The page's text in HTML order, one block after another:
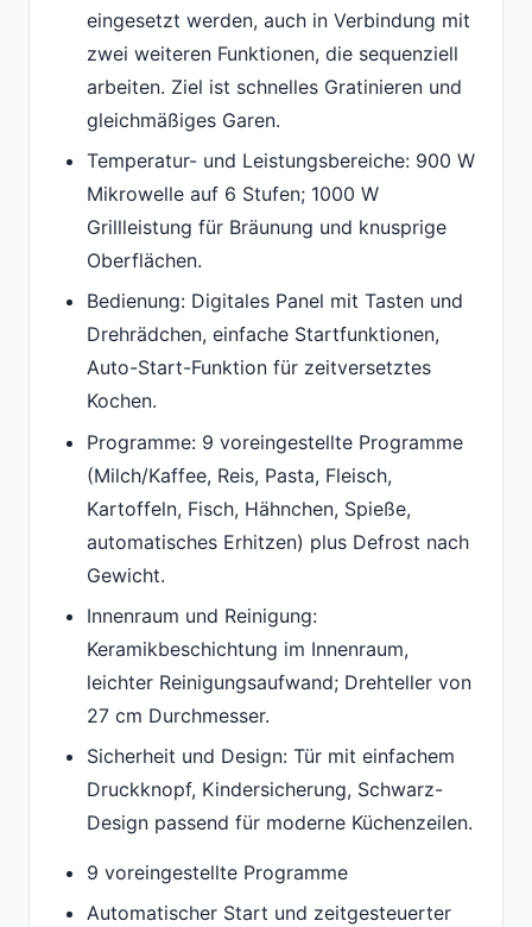
eingesetzt werden, auch in Verbindung mit
zwei weiteren Funktionen, die sequenziell
arbeiten. Ziel ist schnelles Gratinieren und
gleichmäßiges Garen.
Temperatur- und Leistungsbereiche: 900 W
Mikrowelle auf 6 Stufen; 1000 W
Grillleistung für Bräunung und knusprige
Oberflächen.
Bedienung: Digitales Panel mit Tasten und
Drehrädchen, einfache Startfunktionen,
Auto-Start-Funktion für zeitversetztes
Kochen.
Programme: 9 voreingestellte Programme
(Milch/Kaffee, Reis, Pasta, Fleisch,
Kartoffeln, Fisch, Hähnchen, Spieße,
automatisches Erhitzen) plus Defrost nach
Gewicht.
Innenraum und Reinigung:
Keramikbeschichtung im Innenraum,
leichter Reinigungsaufwand; Drehteller von
27 cm Durchmesser.
Sicherheit und Design: Tür mit einfachem
Druckknopf, Kindersicherung, Schwarz-
Design passend für moderne Küchenzeilen.
9 voreingestellte Programme
Automatischer Start und zeitgesteuerter